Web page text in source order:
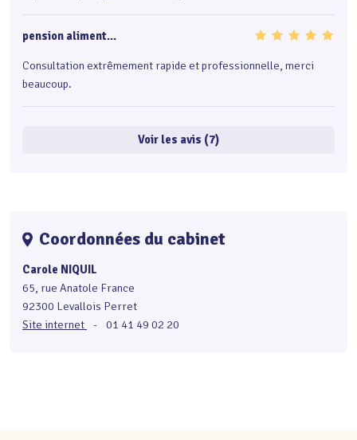
pension aliment...
Consultation extrêmement rapide et professionnelle, merci
beaucoup.
Voir les avis (7)
Coordonnées du cabinet
Carole NIQUIL
65, rue Anatole France
92300 Levallois Perret
Site internet
- 01 41 49 02 20